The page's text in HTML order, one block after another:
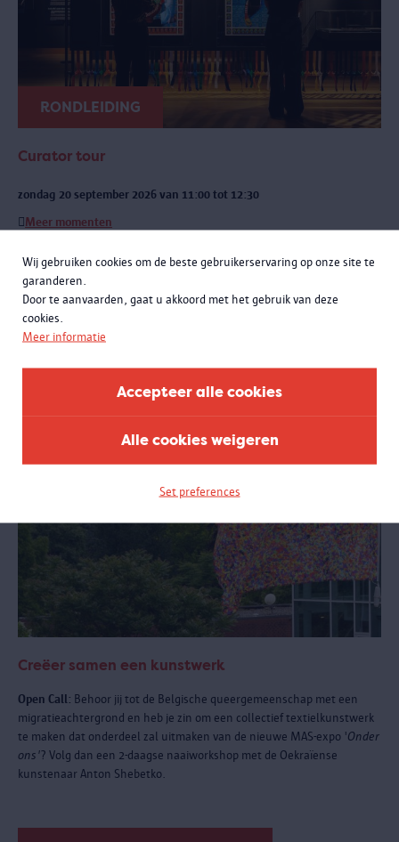
Wij gebruiken cookies om de beste gebruikerservaring op onze site te
garanderen.
Door te aanvaarden, gaat u akkoord met het gebruik van deze
cookies.
Meer informatie
Accepteer alle cookies
Alle cookies weigeren
Set preferences
RONDLEIDING
Curator tour
zondag 20 september 2026 van 11:00 tot 12:30
Meer momenten
Een exclusieve rondleiding met curatoren Rachid Atia en Roselyne
Francken. Je leert niet alleen de opmerkelijke verhalen achter de
objecten kennen, maar komt ook meer te weten over de bijzondere
samenwerking met het Antwerpse sportlandschap.
Creëer samen een kunstwerk
Open Call: Behoor jij tot de Belgische queergemeenschap met een
migratieachtergrond en heb je zin om een collectief textielkunstwerk
te maken dat onderdeel zal uitmaken van de nieuwe MAS-expo 'Onder
ons'? Volg dan een 2-daagse naaiworkshop met de Oekraïense
kunstenaar Anton Shebetko.